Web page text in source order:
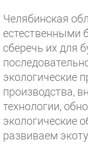
Челябинская
естественными
сберечь их для
экологические
производства,
технологии,
экологические
развиваем